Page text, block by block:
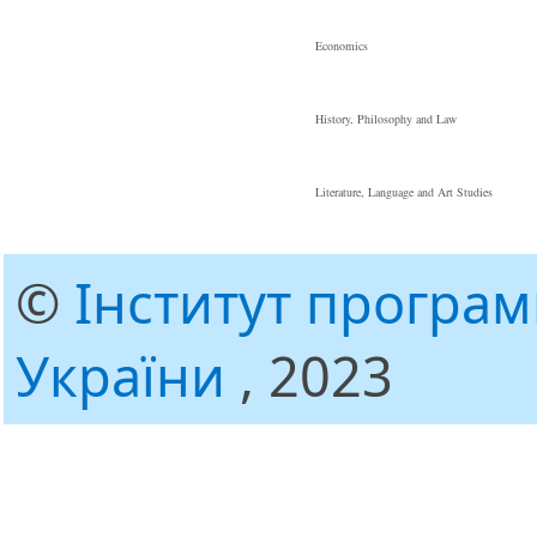
Economics
History, Philosophy and Law
Literature, Language and Art Studies
© Інститут
України , 2023